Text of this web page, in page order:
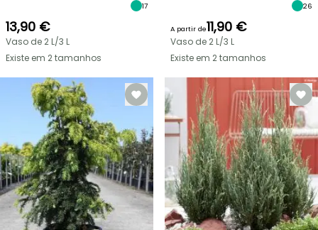
17
13,90 €
Vaso de 2 L/3 L
Existe em 2 tamanhos
26
A partir de11,90 €
Vaso de 2 L/3 L
Existe em 2 tamanhos